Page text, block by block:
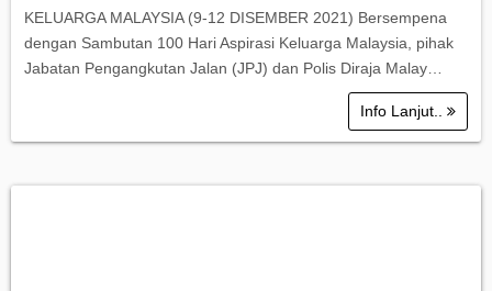
KELUARGA MALAYSIA (9-12 DISEMBER 2021) Bersempena
dengan Sambutan 100 Hari Aspirasi Keluarga Malaysia, pihak
Jabatan Pengangkutan Jalan (JPJ) dan Polis Diraja Malay…
Info Lanjut..